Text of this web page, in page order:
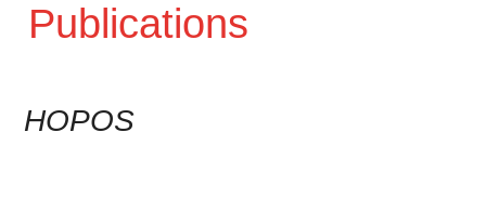
Publications
HOPOS